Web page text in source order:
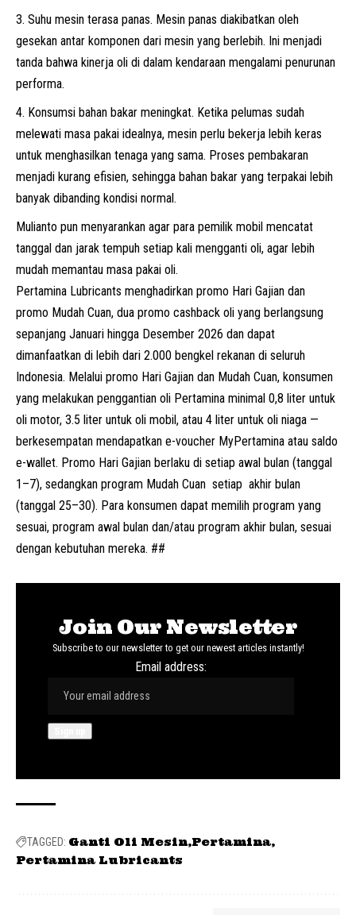
Suhu mesin terasa panas. Mesin panas diakibatkan oleh
gesekan antar komponen dari mesin yang berlebih. Ini menjadi
tanda bahwa kinerja oli di dalam kendaraan mengalami penurunan
performa.
Konsumsi bahan bakar meningkat. Ketika pelumas sudah
melewati masa pakai idealnya, mesin perlu bekerja lebih keras
untuk menghasilkan tenaga yang sama. Proses pembakaran
menjadi kurang efisien, sehingga bahan bakar yang terpakai lebih
banyak dibanding kondisi normal.
Mulianto pun menyarankan agar para pemilik mobil mencatat
tanggal dan jarak tempuh setiap kali mengganti oli, agar lebih
mudah memantau masa pakai oli.
Pertamina Lubricants menghadirkan promo Hari Gajian dan
promo Mudah Cuan, dua promo cashback oli yang berlangsung
sepanjang Januari hingga Desember 2026 dan dapat
dimanfaatkan di lebih dari 2.000 bengkel rekanan di seluruh
Indonesia. Melalui promo Hari Gajian dan Mudah Cuan, konsumen
yang melakukan penggantian oli Pertamina minimal 0,8 liter untuk
oli motor, 3.5 liter untuk oli mobil, atau 4 liter untuk oli niaga —
berkesempatan mendapatkan e-voucher MyPertamina atau saldo
e-wallet. Promo Hari Gajian berlaku di setiap awal bulan (tanggal
1–7), sedangkan program Mudah Cuan setiap akhir bulan
(tanggal 25–30). Para konsumen dapat memilih program yang
sesuai, program awal bulan dan/atau program akhir bulan, sesuai
dengan kebutuhan mereka. ##
Join Our Newsletter
Subscribe to our newsletter to get our newest articles instantly!
Email address:
TAGGED: Ganti Oli Mesin Pertamina
Pertamina Lubricants